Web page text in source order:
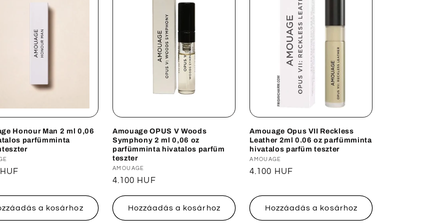
Honour Man 2 ml 0,06
parfümminta
a kosárhoz
Amouage OPUS V Woods
Symphony 2 ml 0,06 oz
parfümminta hivatalos parfüm
teszter
Forgalmazó:
AMOUAGE
Normál
4.100 HUF
Hozzáadás a kosárhoz
Amouage Opus VII Reckless
Leather 2ml 0.06 oz parfümminta
hivatalos parfüm teszter
Forgalmazó:
AMOUAGE
Normál
4.100 HUF
Hozzáadás a kosárhoz